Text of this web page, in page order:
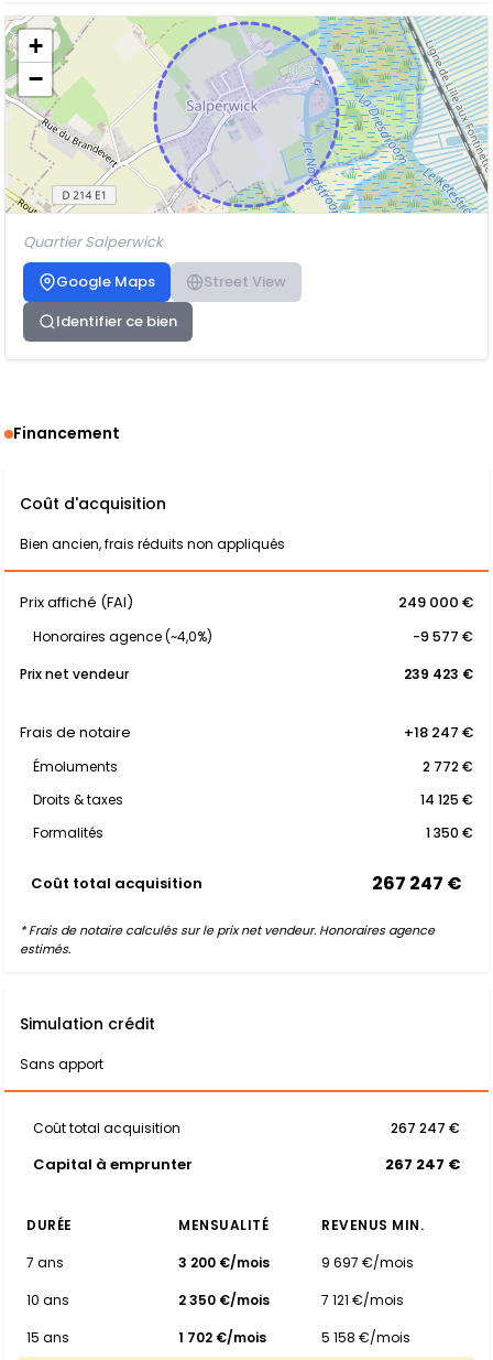
+
−
Quartier Salperwick
Google Maps
Street View
Identifier ce bien
Financement
Coût d'acquisition
Bien ancien, frais réduits non appliqués
Prix affiché (FAI) 249 000 €
Honoraires agence (~4,0%)
-9 577 €
Prix net vendeur
239 423 €
Frais de notaire +18 247 €
Émoluments
2 772 €
Droits & taxes
14 125 €
Formalités
1 350 €
Coût total acquisition 267 247 €
* Frais de notaire calculés sur le prix net vendeur. Honoraires agence
estimés.
Simulation crédit
Sans apport
Coût total acquisition 267 247 €
Capital à emprunter 267 247 €
DURÉE MENSUALITÉ
REVENUS MIN.
7 ans
3 200 €/mois
9 697 €/mois
10 ans
2 350 €/mois
7 121 €/mois
15 ans
1 702 €/mois 5 158 €/mois